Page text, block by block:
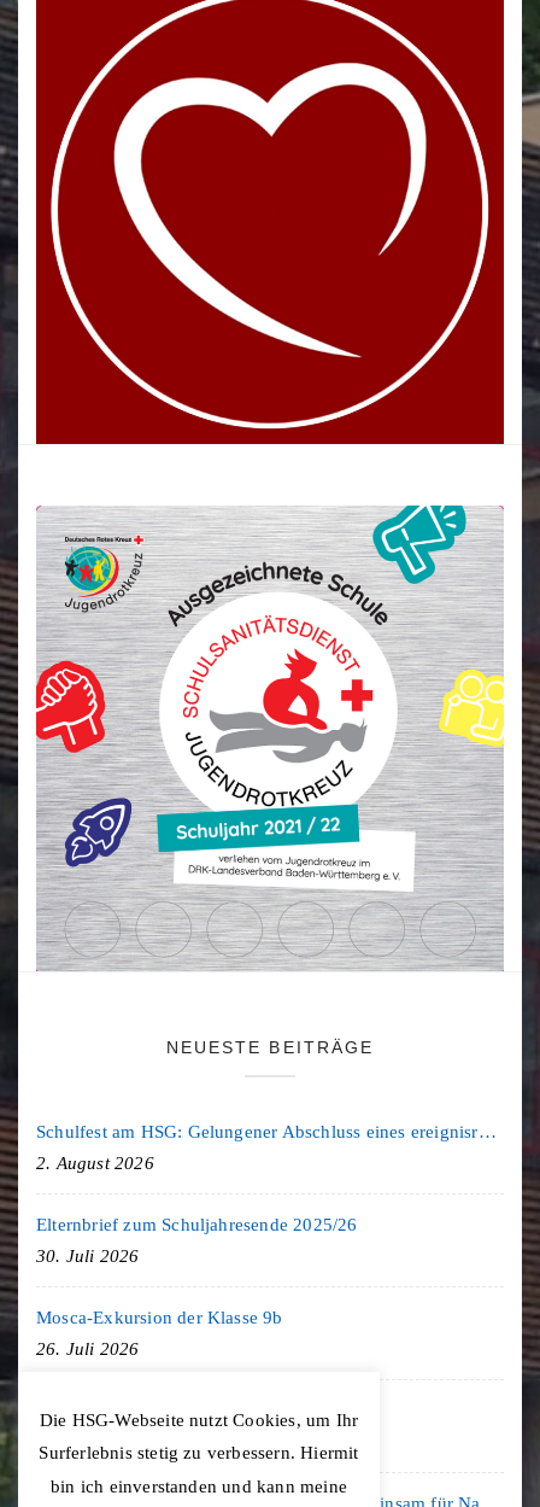
NEUESTE BEITRÄGE
Schulfest am HSG: Gelungener Abschluss eines ereignisreichen Schuljahres
2. August 2026
Elternbrief zum Schuljahresende 2025/26
30. Juli 2026
Mosca-Exkursion der Klasse 9b
26. Juli 2026
Freiburg-Exkursion des Geschichte LK
Die HSG-Webseite nutzt Cookies, um Ihr
Surferlebnis stetig zu verbessern. Hiermit
bin ich einverstanden und kann meine